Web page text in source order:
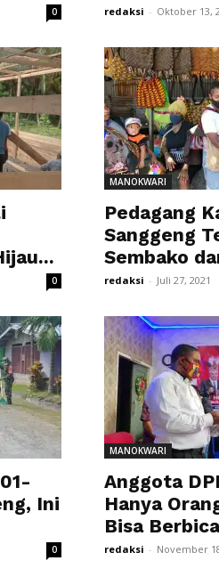
0 redaksi - Oktober 13,
0
MANOKWARI
Pedagang
Sanggeng
Sembako
redaksi - Juli 27, 2021
Ini
0
MANOKWARI
Anggota
Hanya
Bisa
redaksi - November